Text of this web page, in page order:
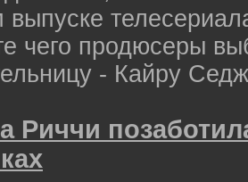
выпуске
чего продюсеры
- Кайру
Риччи